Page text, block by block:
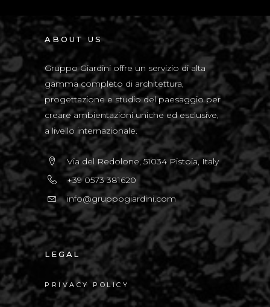
ABOUT US
Gruppo Giardini offre un servizio di alta
gamma completo di architettura,
progettazione e studio del paesaggio per
creare ambientazioni uniche ed esclusive,
a livello internazionale.
Via del Redolone, 51034 Pistoia, Italy
+39 0573 381620
info@gruppogiardini.com
LEGAL
PRIVACY POLICY